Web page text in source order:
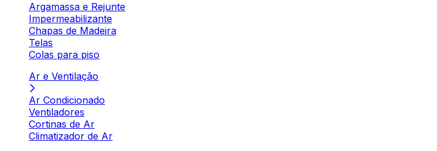
Argamassa e Rejunte
Impermeabilizante
Chapas de Madeira
Telas
Colas para piso
Ar e Ventilação
Ar Condicionado
Ventiladores
Cortinas de Ar
Climatizador de Ar